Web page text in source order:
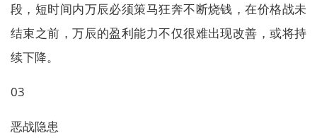
段，短时间内万辰必须策马狂奔不断烧钱，在价格战未
结束之前，万辰的盈利能力不仅很难出现改善，或将持
续下降。
03
恶战隐患